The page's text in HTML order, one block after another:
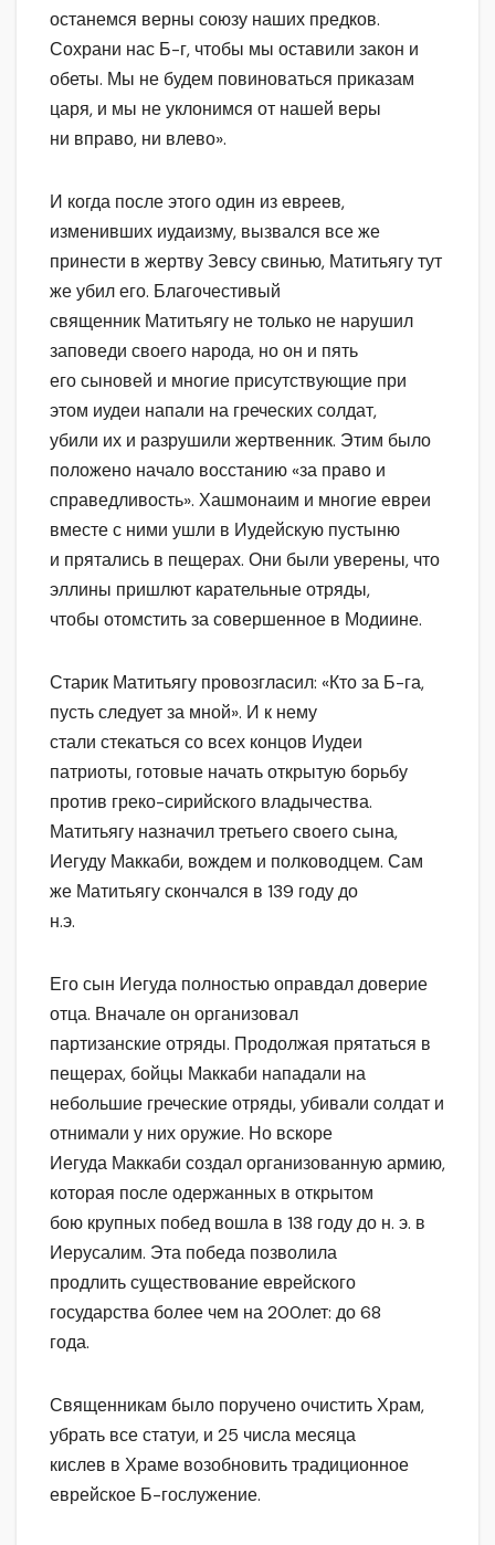
останемся верны союзу наших предков.
Сохрани нас Б-г, чтобы мы оставили закон и
обеты. Мы не будем повиноваться приказам
царя, и мы не уклонимся от нашей веры
ни вправо, ни влево».
И когда после этого один из евреев,
изменивших иудаизму, вызвался все же
принести в жертву Зевсу свинью, Матитьягу тут
же убил его. Благочестивый
священник Матитьягу не только не нарушил
заповеди своего народа, но он и пять
его сыновей и многие присутствующие при
этом иудеи напали на греческих солдат,
убили их и разрушили жертвенник. Этим было
положено начало восстанию «за право и
справедливость». Хашмонаим и многие евреи
вместе с ними ушли в Иудейскую пустыню
и прятались в пещерах. Они были уверены, что
эллины пришлют карательные отряды,
чтобы отомстить за совершенное в Модиине.
Старик Матитьягу провозгласил: «Кто за Б-га,
пусть следует за мной». И к нему
стали стекаться со всех концов Иудеи
патриоты, готовые начать открытую борьбу
против греко-сирийского владычества.
Матитьягу назначил третьего своего сына,
Иегуду Маккаби, вождем и полководцем. Сам
же Матитьягу скончался в 139 году до
н.э.
Его сын Иегуда полностью оправдал доверие
отца. Вначале он организовал
партизанские отряды. Продолжая прятаться в
пещерах, бойцы Маккаби нападали на
небольшие греческие отряды, убивали солдат и
отнимали у них оружие. Но вскоре
Иегуда Маккаби создал организованную армию,
которая после одержанных в открытом
бою крупных побед вошла в 138 году до н. э. в
Иерусалим. Эта победа позволила
продлить существование еврейского
государства более чем на 200лет: до 68
года.
Священникам было поручено очистить Храм,
убрать все статуи, и 25 числа месяца
кислев в Храме возобновить традиционное
еврейское Б-гослужение.